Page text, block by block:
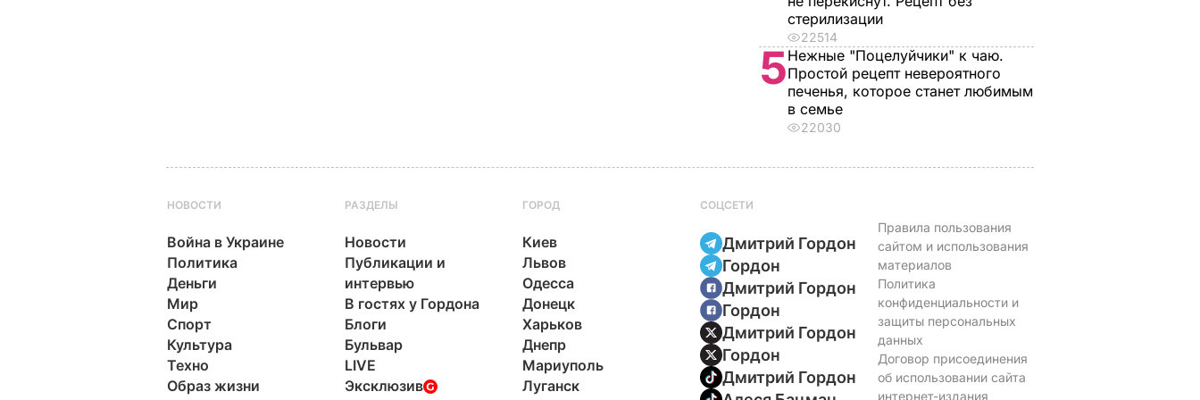
стерилизации
22514
5Нежные "Поцелуйчики" к чаю.
Простой рецепт невероятного
печенья, которое станет любимым
в семье
22030
НОВОСТИ
Война в Украине
Политика
Деньги
Мир
Спорт
Культура
Техно
Образ жизни
РАЗДЕЛЫ
Новости
Публикации и
интервью
В гостях у Гордона
Блоги
Бульвар
LIVE
Эксклюзив
ГОРОД
Киев
Львов
Одесса
Донецк
Харьков
Днепр
Мариуполь
Луганск
СОЦСЕТИ
Дмитрий Гордон
Гордон
Дмитрий Гордон
Гордон
Дмитрий Гордон
Гордон
Дмитрий Гордон
Правила пользования
сайтом и использования
материалов
Политика
конфиденциальности и
защиты персональных
данных
Договор присоединения
об использовании сайта
интернет-издания